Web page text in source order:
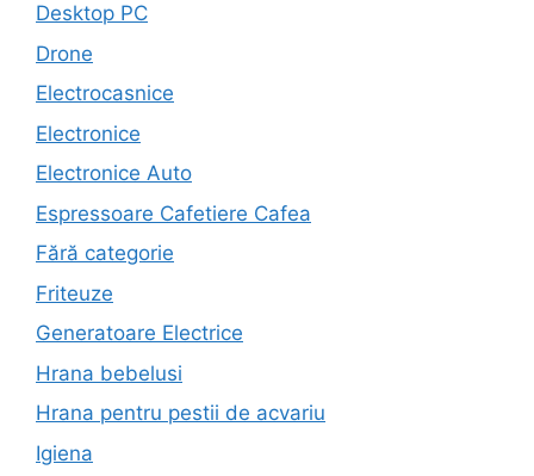
Desktop PC
Drone
Electrocasnice
Electronice
Electronice Auto
Espressoare Cafetiere Cafea
Fără categorie
Friteuze
Generatoare Electrice
Hrana bebelusi
Hrana pentru pestii de acvariu
Igiena